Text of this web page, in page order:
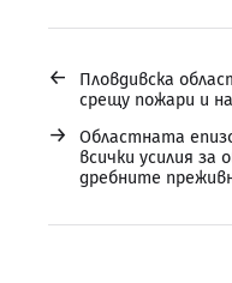
←
Пловдивска
срещу пожари и
→
Областната
всички усилия за
дребните